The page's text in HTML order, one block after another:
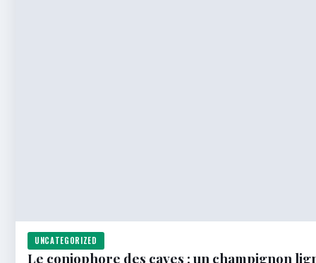
UNCATEGORIZED
Le coniophore des caves : un champignon